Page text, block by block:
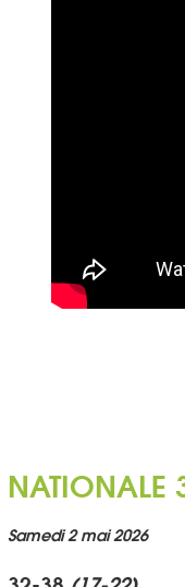
NATIONALE
Samedi 2 mai 2026